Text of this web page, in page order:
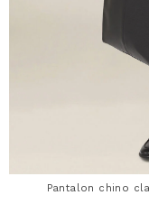
Pantalon chino